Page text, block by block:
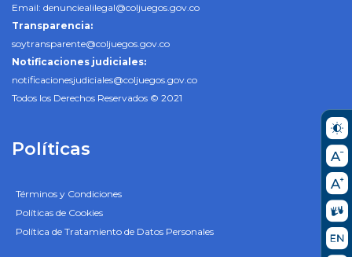
Email: denunciealilegal@coljuegos.gov.co
Transparencia:
soytransparente@coljuegos.gov.co
Notificaciones judiciales:
notificacionesjudiciales@coljuegos.gov.co
Todos los Derechos Reservados © 2021
Políticas
Términos y Condiciones
Políticas de Cookies
Política de Tratamiento de Datos Personales